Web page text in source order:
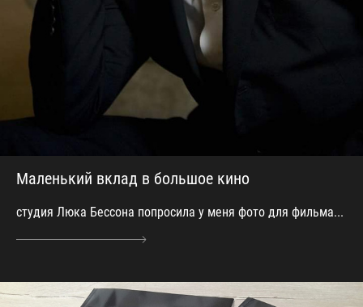
Маленький вклад в большое кино
студия Люка Бессона попросила у меня фото для фильма...